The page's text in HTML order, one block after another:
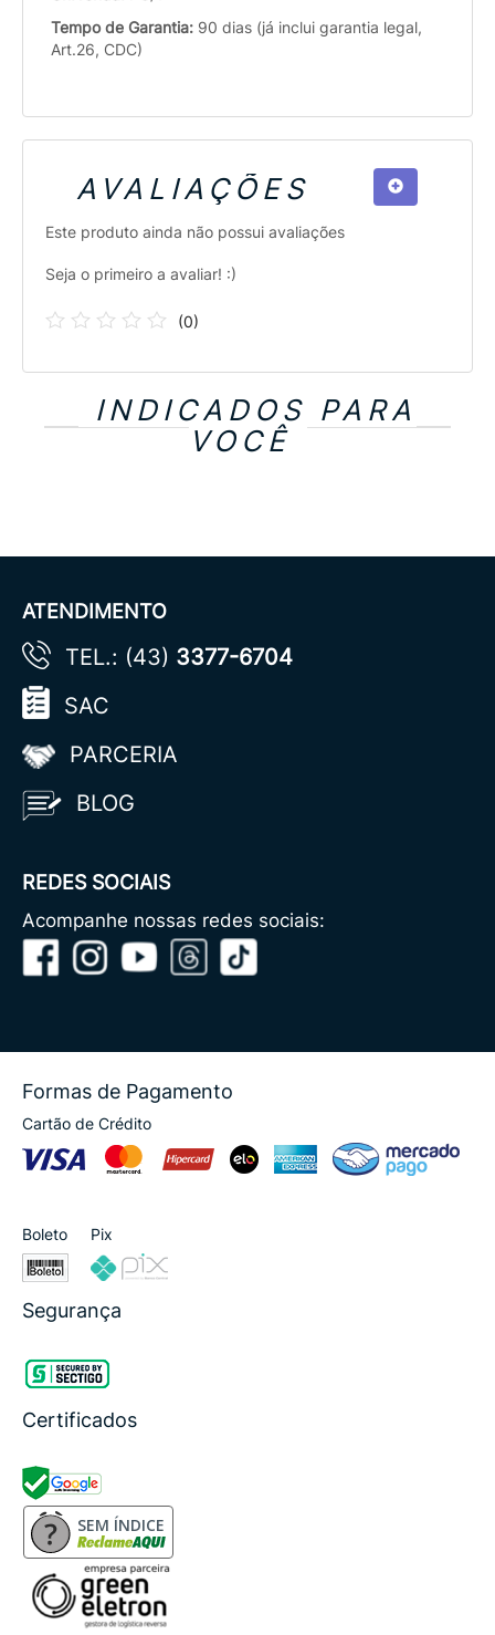
Tempo de Garantia: 90 dias (já inclui garantia legal,
Art.26, CDC)
AVALIAÇÕES
Este produto ainda não possui avaliações
Seja o primeiro a avaliar! :)
(0)
INDICADOS PARA
VOCÊ
ATENDIMENTO
TEL.: (43) 3377-6704
SAC
PARCERIA
BLOG
REDES SOCIAIS
Acompanhe nossas redes sociais:
Formas de Pagamento
Cartão de Crédito
Boleto Pix
Segurança
Certificados
SEM ÍNDICE